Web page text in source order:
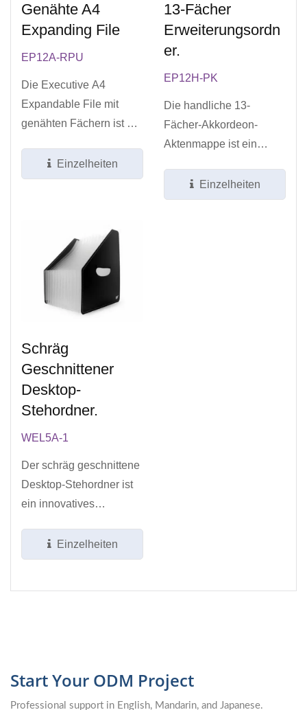
Genähte A4
Expanding File
EP12A-RPU
Die Executive A4
Expandable File mit
genähten Fächern ist ein
Organizer mit 13
Fächern,...
Einzelheiten
13-Fächer
Erweiterungsordn
Er.
EP12H-PK
Die handliche 13-
Fächer-Akkordeon-
Aktenmappe ist ein
der für Fachleute...
Einzelheiten
Schräg
Geschnittener
Desktop-
Stehordner.
WEL5A-1
Der schräg geschnittene
Desktop-Stehordner ist
ein innovatives
das die Lücke...
Einzelheiten